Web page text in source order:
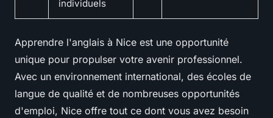
individuels
Apprendre l'anglais à Nice est une opportunité
unique pour propulser votre avenir professionnel.
Avec un environnement international, des écoles de
langue de qualité et de nombreuses opportunités
d'emploi, Nice offre tout ce dont vous avez besoin